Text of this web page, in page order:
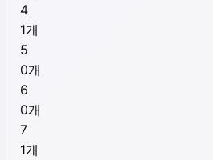
4
1개
5
0개
6
0개
7
1개